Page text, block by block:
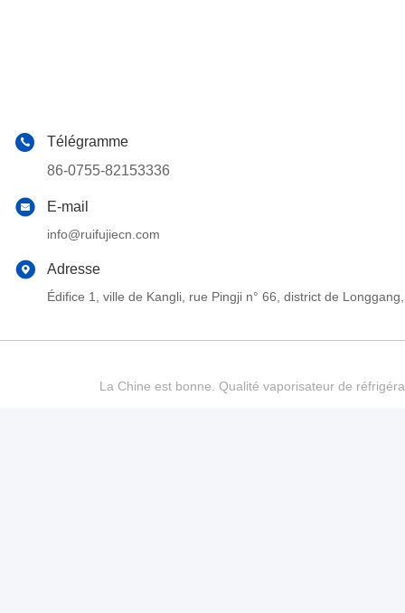
Télégramme
86-0755-82153336
E-mail
info@ruifujiecn.com
Adresse
Édifice 1, ville de Kangli, rue Pingji n° 66, district de
La Chine est bonne. Qualité vaporisateur de